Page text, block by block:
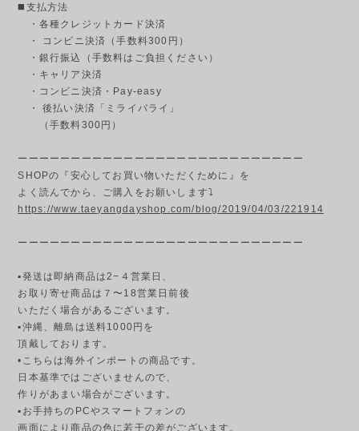
◼️支払方法
・各種クレジットカード決済
・ コンビニ決済（手数料300円）
・銀行振込（手数料はご負担ください）
・キャリア決済
・コンビニ決済・Pay-easy
・ 後払い決済「ミライバライ」
（手数料300円）
ーーーーーーーーーーーーーーーーーーーーーーーーーーー
SHOPの『安心してお買い物いただくために』を
よく読んでから、ご購入をお願いします⤵
https://www.taeyangdayshop.com/blog/2019/04/03/221914
ーーーーーーーーーーーーーーーーーーーーーーーーーーー
▪発送は即納商品は2−４営業日、
お取り寄せ商品は７〜18営業日前後
いただく場合があるございます。
▪︎沖縄、離島は送料1000円を
頂戴しております。
•こちらは海外インポートの商品です。
日本基準ではございませんので、
作りがあまい場合がございます。
▪︎お手持ちのPCやスマートフォンの
画面により商品の色に若干の差がございます。